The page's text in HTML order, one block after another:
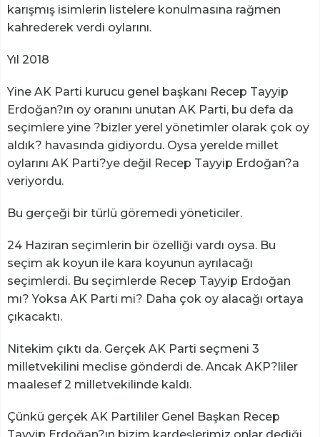
karışmış isimlerin listelere konulmasına rağmen
kahrederek verdi oylarını.
Yıl 2018
Yine AK Parti kurucu genel başkanı Recep Tayyip
Erdoğan?ın oy oranını unutan AK Parti, bu defa da
seçimlere yine ?bizler yerel yönetimler olarak çok oy
aldık? havasında gidiyordu. Oysa yerelde millet
oylarını AK Parti?ye değil Recep Tayyip Erdoğan?a
veriyordu.
Bu gerçeği bir türlü göremedi yöneticiler.
24 Haziran seçimlerin bir özelliği vardı oysa. Bu
seçim ak koyun ile kara koyunun ayrılacağı
seçimlerdi. Bu seçimlerde Recep Tayyip Erdoğan
mı? Yoksa AK Parti mi? Daha çok oy alacağı ortaya
çıkacaktı.
Nitekim çıktı da. Gerçek AK Parti seçmeni 3
milletvekilini meclise gönderdi de. Ancak AKP?liler
maalesef 2 milletvekilinde kaldı.
Çünkü gerçek AK Partililer Genel Başkan Recep